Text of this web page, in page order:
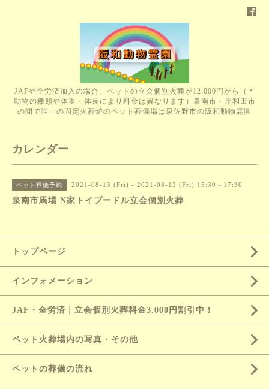
JAFや全労済加入の場合、ペットの立会個別火葬が12.000円から（＊
動物の種類や体重・体長により料金は異なります）泉南市・岸和田市
の間で唯一の固定火葬炉のペット葬儀場は泉佐野市の阪和動物霊園
カレンダー
ペット葬儀予約 2021-08-13 (Fri) - 2021-08-13 (Fri) 15:30～17:30
泉南市馬場 N家トイプードル立会個別火葬
トップページ
インフォメーション
JAF・全労済｜立会個別火葬料金3.000円割引中！
ペット火葬場内の写真・その他
ペットの葬儀の流れ